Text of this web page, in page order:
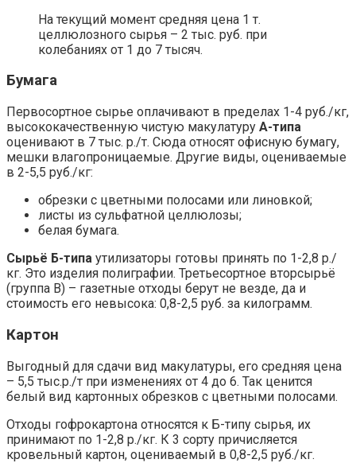
На текущий момент средняя цена 1 т.
целлюлозного сырья – 2 тыс. руб. при
колебаниях от 1 до 7 тысяч.
Бумага
Первосортное сырье оплачивают в пределах 1-4 руб./кг,
высококачественную чистую макулатуру А-типа
оценивают в 7 тыс. р./т. Сюда относят офисную бумагу,
мешки влагопроницаемые. Другие виды, оцениваемые
в 2-5,5 руб./кг:
обрезки с цветными полосами или линовкой;
листы из сульфатной целлюлозы;
белая бумага.
Сырьё Б-типа утилизаторы готовы принять по 1-2,8 р./
кг. Это изделия полиграфии. Третьесортное вторсырьё
(группа В) – газетные отходы берут не везде, да и
стоимость его невысока: 0,8-2,5 руб. за килограмм.
Картон
Выгодный для сдачи вид макулатуры, его средняя цена
– 5,5 тыс.р./т при изменениях от 4 до 6. Так ценится
белый вид картонных обрезков с цветными полосами.
Отходы гофрокартона относятся к Б-типу сырья, их
принимают по 1-2,8 р./кг. К 3 сорту причисляется
кровельный картон, оцениваемый в 0,8-2,5 руб./кг.